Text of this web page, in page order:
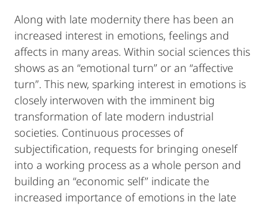
Along with late modernity there has been an
increased interest in emotions, feelings and
affects in many areas. Within social sciences this
shows as an “emotional turn” or an “affective
turn”. This new, sparking interest in emotions is
closely interwoven with the imminent big
transformation of late modern industrial
societies. Continuous processes of
subjectification, requests for bringing oneself
into a working process as a whole person and
building an “economic self” indicate the
increased importance of emotions in the late